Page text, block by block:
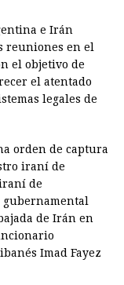
e Irán
reuniones en el
el objetivo de
el atentado
legales de
orden de captura
iraní de
de
de Irán en
Imad Fayez